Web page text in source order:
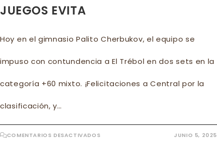
JUEGOS EVITA
Hoy en el gimnasio Palito Cherbukov, el equipo se
impuso con contundencia a El Trébol en dos sets en la
categoría +60 mixto. ¡Felicitaciones a Central por la
clasificación, y…
COMENTARIOS DESACTIVADOSEN JUNIO 5, 2025